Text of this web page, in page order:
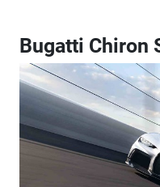
Bugatti Chiron